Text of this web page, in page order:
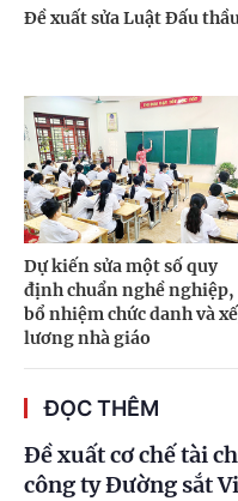
Đề xuất sửa Luật Đấu
Dự kiến sửa một số quy
định chuẩn nghề nghiệp,
bổ nhiệm chức danh và
lương nhà giáo
ĐỌC THÊM
Đề xuất cơ chế tài
công ty Đường sắt